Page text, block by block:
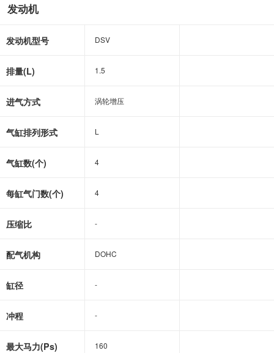
发动机
发动机型号 DSV
排量(L) 1.5
进气方式 涡轮增压
气缸排列形式 L
气缸数(个) 4
每缸气门数(个) 4
压缩比 -
配气机构 DOHC
缸径 -
冲程 -
最大马力(Ps) 160
DSV
1.5
涡轮增压
L
4
4
-
DOHC
-
-
160